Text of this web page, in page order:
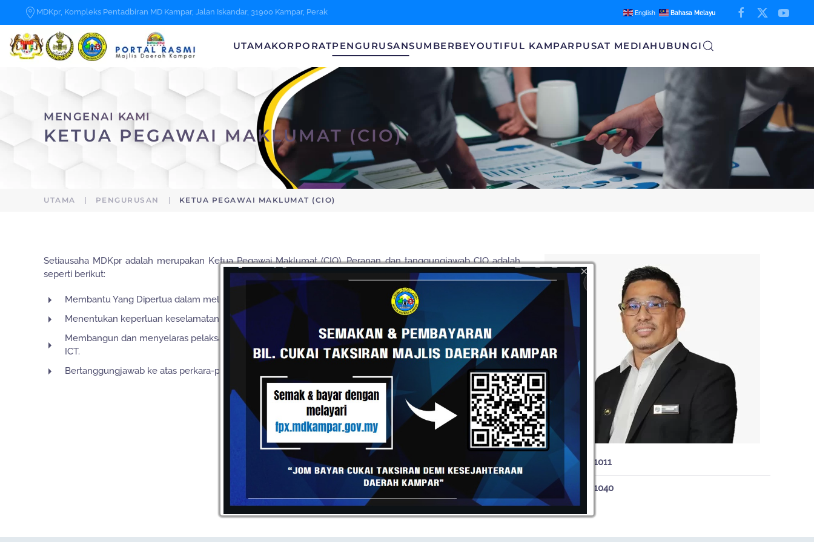
Skip to main content
MDKpr, Kompleks Pentadbiran MD Kampar, Jalan Iskandar, 31900 Kampar, Perak English Bahasa Melayu
UTAMAKORPORATPENGURUSANSUMBERBEYOUTIFUL KAMPARPUSAT MEDIAHUBUNGI
MENGENAI KAMI
KETUA PEGAWAI MAKLUMAT (CIO)
UTAMA PENGURUSAN KETUA PEGAWAI MAKLUMAT (CIO)
Setiausaha MDKpr adalah merupakan Ketua Pegawai Maklumat (CIO). Peranan dan tanggungjawab CIO adalah
seperti berikut:
Membantu Yang Dipertua dalam melaksanakan tugas-tugas yang melibatkan keselamatan ICT;
Menentukan keperluan keselamatan ICT; dan
Membangun dan menyelaras pelaksanaan pelan latihan dan program kesedaran mengenai keselamatan
ICT.
Bertanggungjawab ke atas perkara-perkara yang berkaitan dengan keselamatan ICT MDKpr.
05 4671011
05 4671040
×